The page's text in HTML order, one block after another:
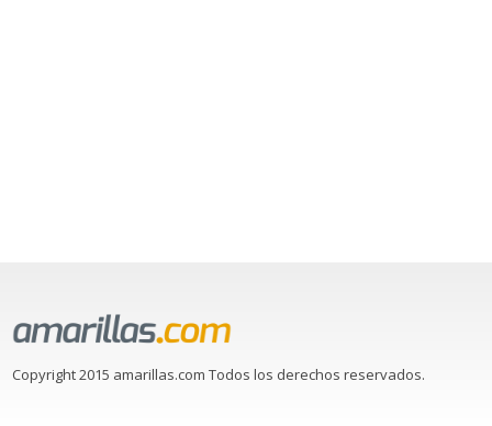
Copyright 2015 amarillas.com Todos los derechos reservados.